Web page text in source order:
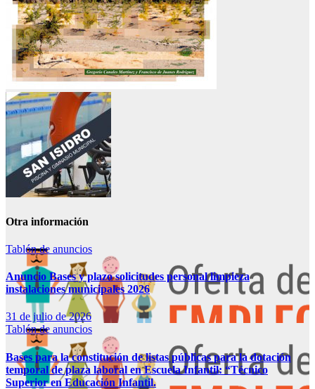
Otra información
Tablón de anuncios
Anuncio Bases y plazo solicitudes personal limpieza
instalaciones municipales 2026
31 de julio de 2026
Tablón de anuncios
Bases para la constitución de listas públicas para la dotación
temporal de plaza laboral en Escuela Infantil: “Técnico
Superior en Educación Infantil.